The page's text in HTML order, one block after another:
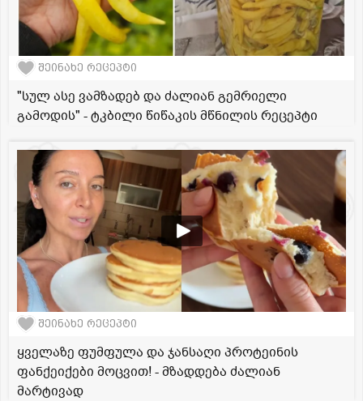
შეინახე რეცეპტი
"სულ ასე ვამზადებ და ძალიან გემრიელი
გამოდის" - ტკბილი წიწაკის მწნილის რეცეპტი
შეინახე რეცეპტი
ყველაზე ფუმფულა და ჯანსაღი პროტეინის
ფანქეიქები მოცვით! - მზადდება ძალიან
მარტივად